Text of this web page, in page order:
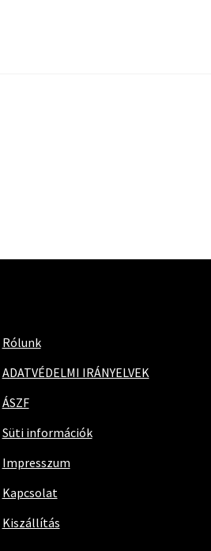
Rólunk
ADATVÉDELMI IRÁNYELVEK
ÁSZF
Süti információk
Impresszum
Kapcsolat
Kiszállítás